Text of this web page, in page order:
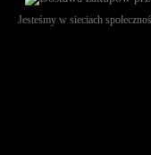
Jesteśmy w sieciach